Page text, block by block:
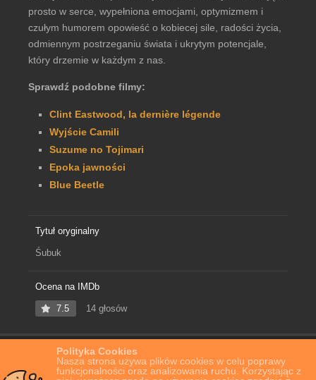
Polityka Cookies
Nasza strona używa plików cookies w celu poprawy
funkcjonalności oraz analizowania ruchu. Korzystając z
prosto w serce, wypełniona emocjami, optymizmem i
czułym humorem opowieść o kobiecej sile, radości życia,
odmiennym postrzeganiu świata i ukrytym potencjale,
który drzemie w każdym z nas.
Sprawdź podobne filmy:
Clint Eastwood, la dernière légende
Wyjście Camili
Suzume no Tojimari
Epoka jawności
Blue Beetle
Tytuł oryginalny
Śubuk
Ocena na IMDb
7.5 14 głosów
Film Online Śubuk